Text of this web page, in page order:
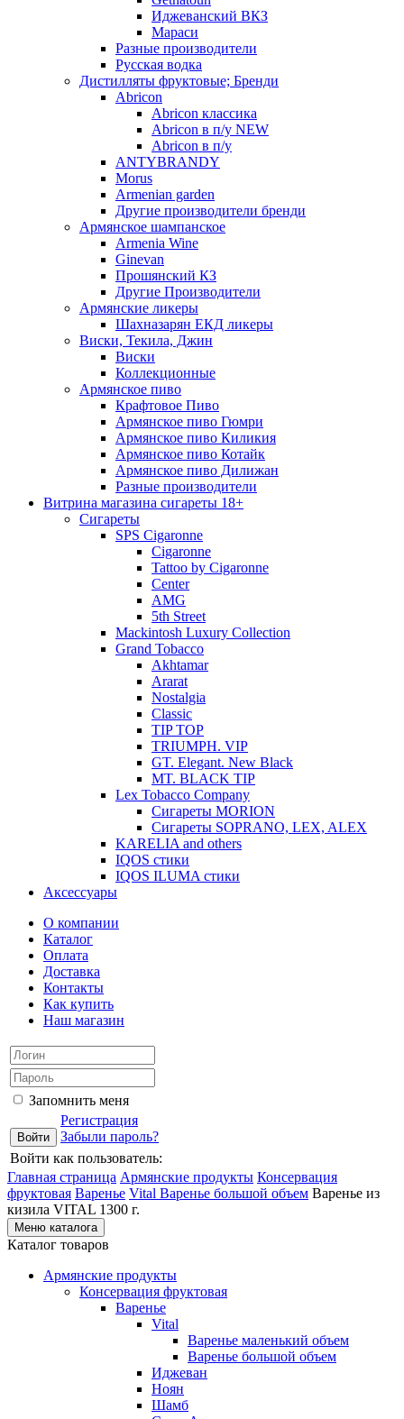
Иджеванский ВКЗ
Мараси
Разные производители
Русская водка
Дистилляты фруктовые; Бренди
Abricon
Abricon классика
Abricon в п/у NEW
Abricon в п/у
ANTYBRANDY
Morus
Armenian garden
Другие производители бренди
Армянское шампанское
Armenia Wine
Ginevan
Прошянский КЗ
Другие Производители
Армянские ликеры
Шахназарян ЕКД ликеры
Виски, Текила, Джин
Виски
Коллекционные
Армянское пиво
Крафтовое Пиво
Армянское пиво Гюмри
Армянское пиво Киликия
Армянское пиво Котайк
Армянское пиво Дилижан
Разные производители
Витрина магазина сигареты 18+
Cигареты
SPS Cigaronne
Сigaronne
Tattoo by Cigaronne
Center
AMG
5th Street
Mackintosh Luxury Collection
Grand Tobacco
Akhtamar
Ararat
Nostalgia
Classic
TIP TOP
TRIUMPH. VIP
GT. Elegant. New Black
MT. BLACK TIP
Lex Tobacco Company
Сигареты MORION
Сигареты SOPRANO, LEX, ALEX
KARELIA and others
IQOS стики
IQOS ILUMA стики
Аксессуары
О компании
Каталог
Оплата
Доставка
Контакты
Как купить
Наш магазин
Запомнить меня
Регистрация
Забыли пароль?
Войти как пользователь:
Главная страница Армянские продукты Консервация
фруктовая Варенье Vital Варенье большой объем Варенье из
кизила VITAL 1300 г.
Меню каталога
Каталог товаров
Армянские продукты
Консервация фруктовая
Варенье
Vital
Варенье маленький объем
Варенье большой объем
Иджеван
Ноян
Шамб